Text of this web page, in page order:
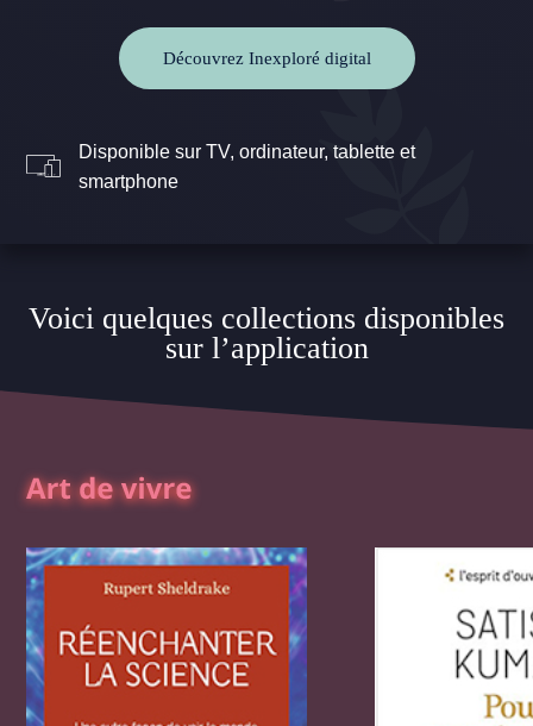
Découvrez Inexploré digital
Disponible sur TV, ordinateur, tablette et
smartphone
Voici quelques collections disponibles
sur l’application